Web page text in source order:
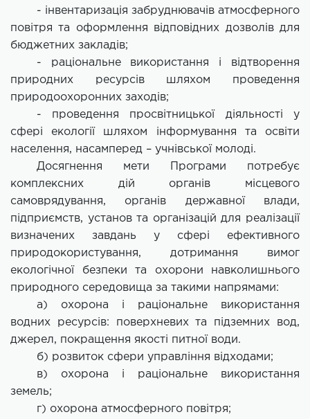
- інвентаризація забруднювачів атмосферного
повітря та оформлення відповідних дозволів для
бюджетних закладів;
- раціональне використання і відтворення
природних ресурсів шляхом проведення
природоохоронних заходів;
- проведення просвітницької діяльності у
сфері екології шляхом інформування та освіти
населення, насамперед – учнівської молоді.
Досягнення мети Програми потребує
комплексних дій органів місцевого
самоврядування, органів державної влади,
підприємств, установ та організацій для реалізації
визначених завдань у сфері ефективного
природокористування, дотримання вимог
екологічної безпеки та охорони навколишнього
природного середовища за такими напрямами:
а) охорона і раціональне використання
водних ресурсів: поверхневих та підземних вод,
джерел, покращення якості питної води.
б) розвиток сфери управління відходами;
в) охорона і раціональне використання
земель;
г) охорона атмосферного повітря;